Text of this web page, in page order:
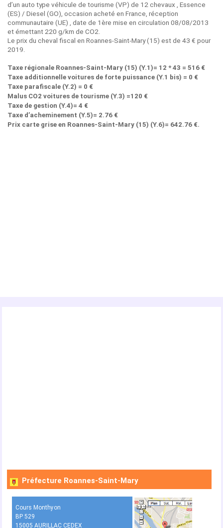
d’un auto type véhicule de tourisme (VP) de 12 chevaux , Essence
(ES) / Diesel (GO), occasion acheté en France, réception
communautaire (UE) , date de 1ère mise en circulation 08/08/2013
et émettant 220 g/km de CO2.
Le prix du cheval fiscal en Roannes-Saint-Mary (15) est de 43 € pour
2019.
Taxe régionale Roannes-Saint-Mary (15) (Y.1)= 12 * 43 = 516 €
Taxe additionnelle voitures de forte puissance (Y.1 bis) = 0 €
Taxe parafiscale (Y.2) = 0 €
Malus CO2 voitures de tourisme (Y.3) =120 €
Taxe de gestion (Y.4)= 4 €
Taxe d’acheminement (Y.5)= 2.76 €
Prix carte grise en Roannes-Saint-Mary (15) (Y.6)= 642.76 €.
Préfecture Roannes-Saint-Mary
Cours Monthyon
BP 529
15005 AURILLAC CEDEX